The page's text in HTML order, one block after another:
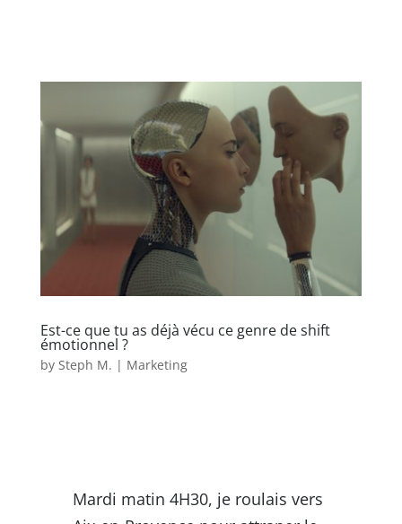
Est-ce que tu as déjà vécu ce genre de shift
émotionnel ?
by Steph M. | Marketing
Mardi matin 4H30, je roulais vers